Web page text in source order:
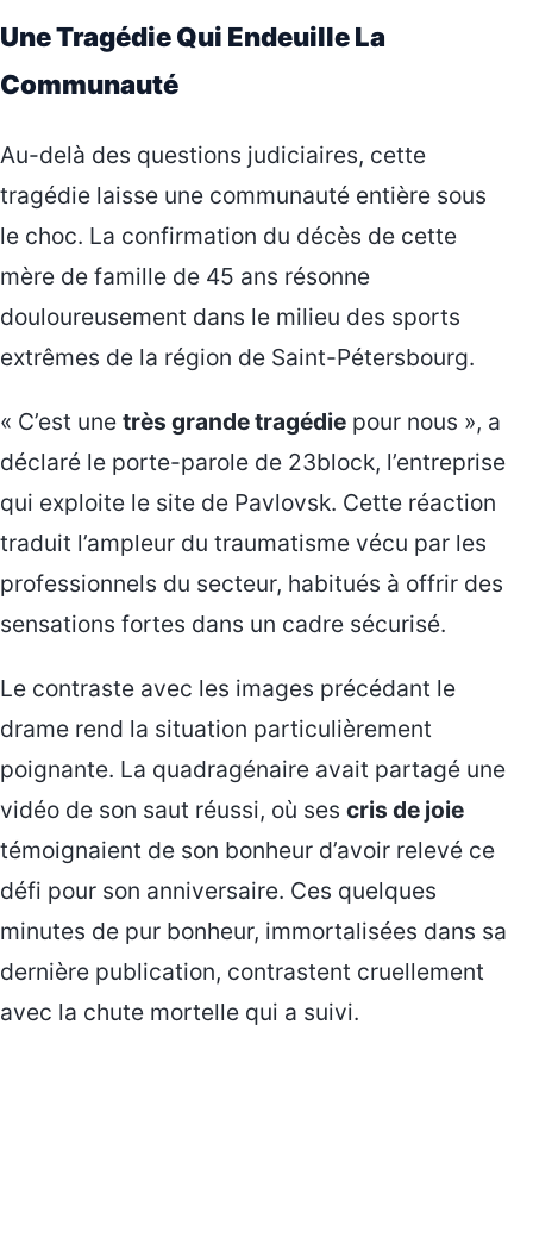
Une Tragédie Qui Endeuille La
Communauté
Au-delà des questions judiciaires, cette
tragédie laisse une communauté entière sous
le choc. La confirmation du décès de cette
mère de famille de 45 ans résonne
douloureusement dans le milieu des sports
extrêmes de la région de Saint-Pétersbourg.
« C’est une très grande tragédie pour nous », a
déclaré le porte-parole de 23block, l’entreprise
qui exploite le site de Pavlovsk. Cette réaction
traduit l’ampleur du traumatisme vécu par les
professionnels du secteur, habitués à offrir des
sensations fortes dans un cadre sécurisé.
Le contraste avec les images précédant le
drame rend la situation particulièrement
poignante. La quadragénaire avait partagé une
vidéo de son saut réussi, où ses cris de joie
témoignaient de son bonheur d’avoir relevé ce
défi pour son anniversaire. Ces quelques
minutes de pur bonheur, immortalisées dans sa
dernière publication, contrastent cruellement
avec la chute mortelle qui a suivi.